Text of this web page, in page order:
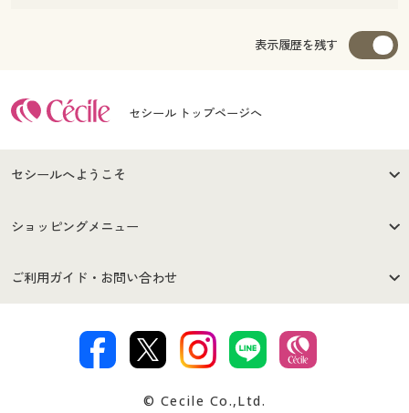
表示履歴を残す
セシール トップページへ
セシールへようこそ
はじめての方へ
セシールご利用規約
著作権・商標について 会社案内
ショッピングメニュー
商品カテゴリ
ご利用ガイド・お問い合わせ
交換・返品は お支払は
© Cecile Co.,Ltd.